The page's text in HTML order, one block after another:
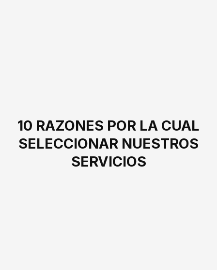
10 RAZONES POR LA CUAL
SELECCIONAR NUESTROS
SERVICIOS